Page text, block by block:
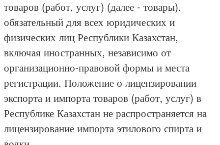
товаров (работ, услуг) (далее - товары),
обязательный для всех юридических и
физических лиц Республики Казахстан,
включая иностранных, независимо от
организационно-правовой формы и места
регистрации. Положение о лицензировании
экспорта и импорта товаров (работ, услуг) в
Республике Казахстан не распространяется на
лицензирование импорта этилового спирта и